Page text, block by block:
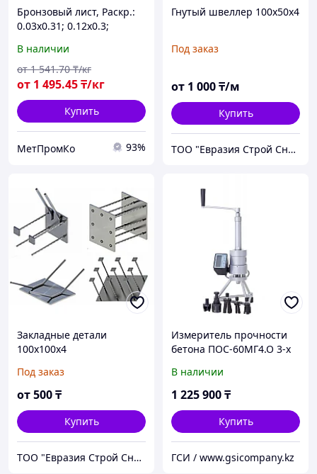
Бронзовый лист, Раскр.:
0.03х0.31; 0.12х0.3;
100 мм, Марка: БрАЖ9-4...
В наличии
от 1 495.45₸/кг
от 1 541.70 ₸/кг
Купить
МетПромКо 93%
Гнутый швеллер 100х50х4
Под заказ
от 1 000₸/м
Купить
ТОО "Евразия Строй Снаб"
Закладные детали
100х100х4
Под заказ
от500₸
Купить
ТОО "Евразия Строй Снаб"
Измеритель прочности
бетона ПОС-60МГ4.О 3-х
В наличии
1 225 900₸
Купить
ГСИ / www.gsicompany.kz